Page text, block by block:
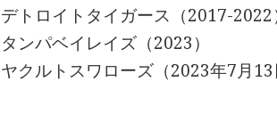
デトロイトタイガース（2017-2022
タンパベイレイズ（2023）
ヤクルトスワローズ（2023年7月13